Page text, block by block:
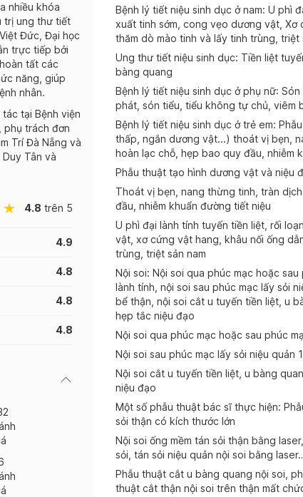
nhiều khóa
trị ung thư tiết
Đức, Đại học
trực tiếp bởi
tất các
năng, giúp
nhân.
tại Bệnh viện
phụ trách đơn
Trí Đà Nẵng và
Tân và
4.8 trên 5
4.9
4.8
4.8
4.8
Bệnh lý tiết niệu sinh dục ở nam: U phì
xuất tinh sớm, cong vẹo dương vật,
thăm dò mào tinh và lấy tinh trùng, triệt
Ung thư tiết niệu sinh dục: Tiền liệt
bàng quang
Bệnh lý tiết niệu sinh dục ở phụ nữ:
phát, són tiểu, tiểu không tự chủ, viêm
Bệnh lý tiết niệu sinh dục ở trẻ em:
thấp, ngắn dương vật...) thoát vị bẹn,
hoàn lạc chỗ, hẹp bao quy đầu, nhiễm
Phẫu thuật tạo hình dương vật và niệu
Thoát vị bẹn, nang thừng tinh, tràn
đầu, nhiễm khuẩn đường tiết niệu
U phì đại lành tính tuyến tiền liệt, rối
vật, xơ cứng vật hang, khâu nối ống
trùng, triệt sản nam
Nội soi: Nội soi qua phúc mạc hoặc
lành tính, nội soi sau phúc mạc lấy sỏi
bể thận, nội soi cắt u tuyến tiền liệt, u
hẹp tắc niệu đạo
Nội soi qua phúc mạc hoặc sau phúc
Nội soi sau phúc mạc lấy sỏi niệu quản
Nội soi cắt u tuyến tiền liệt, u bàng
niệu đạo
Một số phẫu thuật bác sĩ thực hiện:
sỏi thận có kích thước lớn
Nội soi ống mềm tán sỏi thận bằng
sỏi, tán sỏi niệu quản nội soi bằng
Phẫu thuật cắt u bàng quang nội soi,
thuật cắt thận nội soi trên thận mất